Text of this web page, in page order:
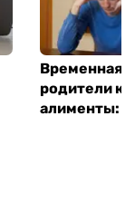
Временная
родители
алименты: